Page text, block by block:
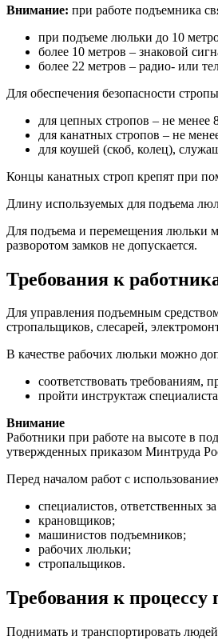
Внимание: при работе подъемника
при подъеме люльки до 10
более 10 метров – знаковой
более 22 метров – радио- или
Для обеспечения безопасности
для цепных стропов – не менее
для канатных стропов – не
для коушей (скоб, колец),
Концы канатных строп крепят при
Длину используемых для подъема
Для подъема и перемещения люльки
разворотом замков не допускается.
Требования к
Для управления подъемным
стропальщиков, слесарей,
В качестве рабочих люльки можно
соответствовать требованиям,
пройти инструктаж
Внимание
Работники при работе на высоте в
утвержденных приказом Минтруда
Перед началом работ с
специалистов, ответственных
крановщиков;
машинистов подъемников;
рабочих люльки;
стропальщиков.
Требования к
Поднимать и транспортировать